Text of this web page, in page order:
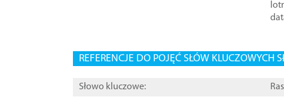
REFERENCJE DO POJĘĆ SŁÓW KLUCZOWYCH
Słowo kluczowe: